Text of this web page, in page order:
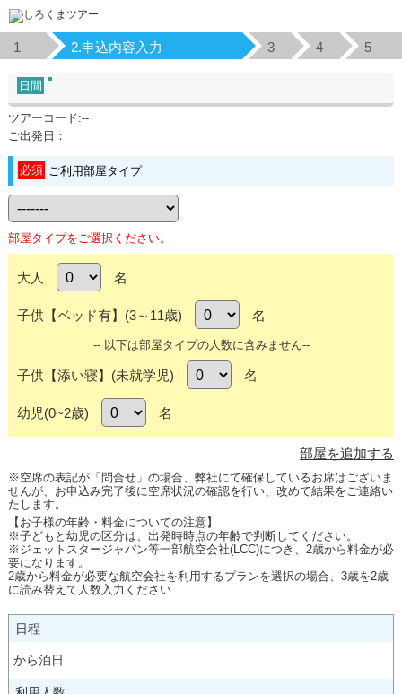
1 2.申込内容入力 3 4 5
日間
ツアーコード:--
ご出発日：
ご利用部屋タイプ
必須
部屋タイプをご選択ください。
大人 名
子供【ベッド有】(3～11歳) 名
-- 以下は部屋タイプの人数に含みません--
子供【添い寝】(未就学児) 名
幼児(0~2歳) 名
部屋を追加する
※空席の表記が「問合せ」の場合、弊社にて確保しているお席はございま
せんが、お申込み完了後に空席状況の確認を行い、改めて結果をご連絡い
たします。
【お子様の年齢・料金についての注意】
※子どもと幼児の区分は、出発時時点の年齢で判断してください。
※ジェットスタージャパン等一部航空会社(LCC)につき、2歳から料金が必
要になります。
2歳から料金が必要な航空会社を利用するプランを選択の場合、3歳を2歳
に読み替えて人数入力ください
日程
から泊日